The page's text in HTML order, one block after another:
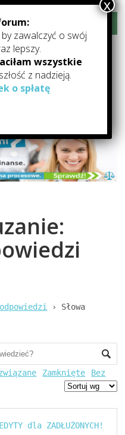
–
pomocy dla zadłużonych,
› Słowa
Zamknięte
Bez
dla ZADŁUŻONYCH!
by zawalczyć o swój
lepszy.
wszystkie
z nadzieją.
o spłatę